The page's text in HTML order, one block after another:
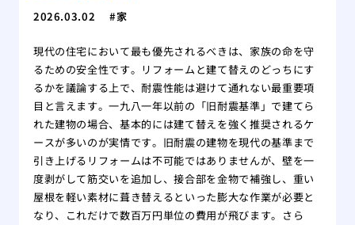
2026.03.02 家
現代の住宅において最も優先されるべきは、家族の命を守
るための安全性です。リフォームと建て替えのどっちにす
るかを議論する上で、耐震性能は避けて通れない最重要項
目と言えます。一九八一年以前の「旧耐震基準」で建てら
れた建物の場合、基本的には建て替えを強く推奨されるケ
ースが多いのが実情です。旧耐震の建物を現代の基準まで
引き上げるリフォームは不可能ではありませんが、壁を一
度剥がして筋交いを追加し、接合部を金物で補強し、重い
屋根を軽い素材に葺き替えるといった膨大な作業が必要と
なり、これだけで数百万円単位の費用が飛びます。さら